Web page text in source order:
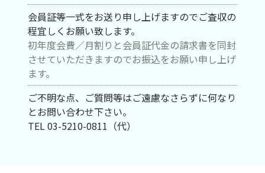
会員証等一式をお送り申し上げますのでご査収の
程宜しくお願い致します。
初年度会費／月割りと会員証代金の請求書を同封
させていただきますのでお振込をお願い申し上げ
ます。
ご不明な点、ご質問等はご遠慮なさらずに何なり
とお問い合わせ下さい。
TEL 03-5210-0811（代）